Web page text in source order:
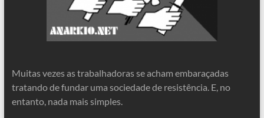
Muitas vezes as trabalhadoras se acham embaraçadas
tratando de fundar uma sociedade de resistência. E, no
entanto, nada mais simples.